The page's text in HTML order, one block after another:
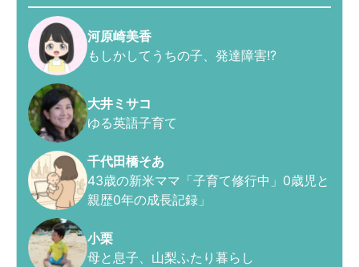
河原崎美香
もしかしてうちの子、発達障害!?
大井ミサコ
ゆる英語子育て
千代田橋そあ
43歳の新米ママ「子育て修行中」0歳児と
親歴0年の成長記録」
小栗
母と息子、山梨ふたり暮らし